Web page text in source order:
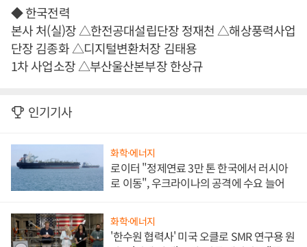
◆ 한국전력
본사 처(실)장 △한전공대설립단장 정재천 △해상풍력사업
단장 김종화 △디지털변환처장 김태용
1차 사업소장 △부산울산본부장 한상규
인기기사
화학·에너지
로이터 "정제연료 3만 톤 한국에서 러시아
로 이동", 우크라이나의 공격에 수요 늘어
화학·에너지
'한수원 협력사' 미국 오클로 SMR 연구용 원